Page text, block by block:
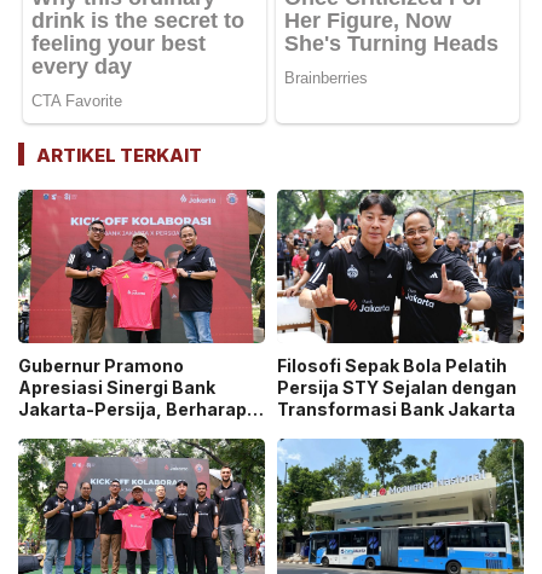
ARTIKEL TERKAIT
Gubernur Pramono
Apresiasi Sinergi Bank
Jakarta-Persija, Berharap
Jakarta
Filosofi Sepak Bola Pelatih
Persija STY Sejalan dengan
Transformasi Bank Jakarta